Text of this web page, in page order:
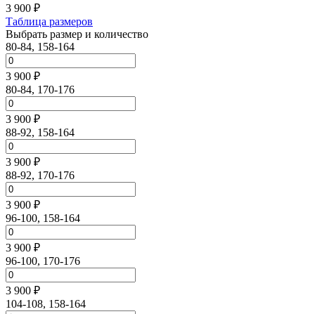
3 900 ₽
Таблица размеров
Выбрать размер и количество
80-84, 158-164
3 900 ₽
80-84, 170-176
3 900 ₽
88-92, 158-164
3 900 ₽
88-92, 170-176
3 900 ₽
96-100, 158-164
3 900 ₽
96-100, 170-176
3 900 ₽
104-108, 158-164